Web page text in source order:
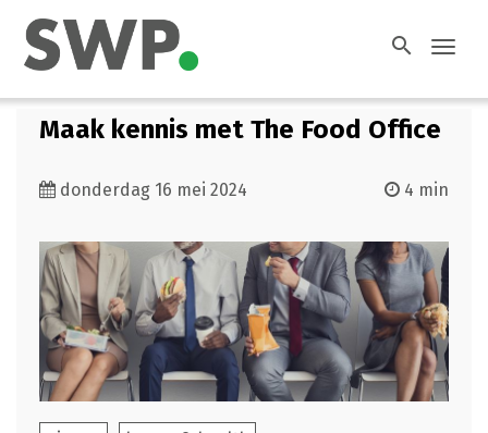
search
Maak kennis met The Food Office
donderdag 16 mei 2024 4 min